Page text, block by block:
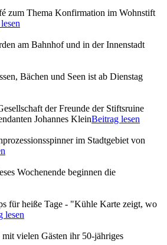
zum Thema Konfirmation im Wohnstift
am Bahnhof und in der Innenstadt
Bächen und Seen ist ab Dienstag
der Freunde der Stiftsruine
Johannes KleinBeitrag lesen
im Stadtgebiet von
Wochenende beginnen die
für heiße Tage - "Kühle Karte zeigt, wo
lesen
vielen Gästen ihr 50-jähriges